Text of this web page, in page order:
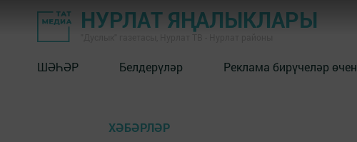
НУРЛАТ ЯҢАЛЫКЛАРЫ
ШӘҺӘР Белдерүләр Реклама бирүчеләр өчен
ХӘБӘРЛӘР